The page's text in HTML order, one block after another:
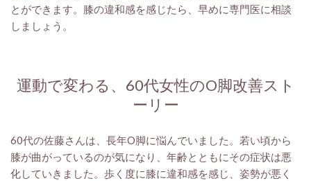
とができます。膝の違和感を感じたら、早めに専門医に相談
しましょう。
運動で変わる、60代女性のO脚改善スト
ーリー
60代の佐藤さんは、長年O脚に悩んでいました。若い頃から
膝が曲がっているのが気になり、年齢とともにその症状は悪
化していきました。歩く度に膝に違和感を感じ、姿勢が悪く